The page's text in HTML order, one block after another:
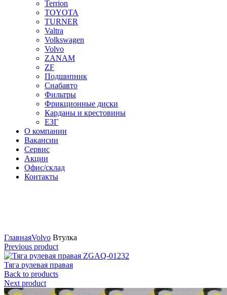
Terrion
TOYOTA
TURNER
Valtra
Volkswagen
Volvo
ZANAM
ZF
Подшипник
Снабавто
Фильтры
Фрикционные диски
Карданы и крестовины
ЕЗГ
О компании
Вакансии
Сервис
Акции
Офис/склад
Контакты
ГлавнаяVolvo Втулка
Previous product
Тяга рулевая правая
Back to products
Next product